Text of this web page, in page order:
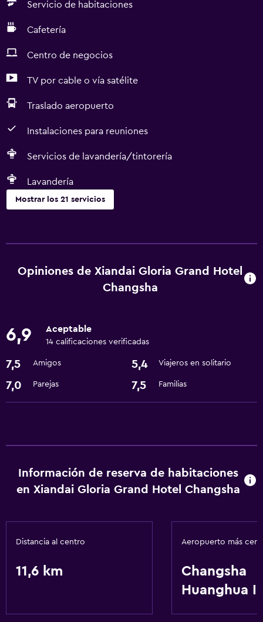
Servicio de habitaciones
Cafetería
Centro de negocios
TV por cable o vía satélite
Traslado aeropuerto
Instalaciones para reuniones
Servicios de lavandería/tintorería
Lavandería
Mostrar los 21 servicios
Servicio de habitaciones
Centro de negocios
Recepción 24 horas
Comedor
Restaurante
Minibar
Lavandería
Opiniones de Xiandai Gloria Grand Hotel
Changsha
6,9 Aceptable
14 calificaciones verificadas
7,5 Amigos 5,4 Viajeros en solitario
7,0 Parejas 7,5 Familias
Información de reserva de habitaciones
en Xiandai Gloria Grand Hotel Changsha
Distancia al centro
11,6 km
Aeropuerto más
Changsha
Huanghua